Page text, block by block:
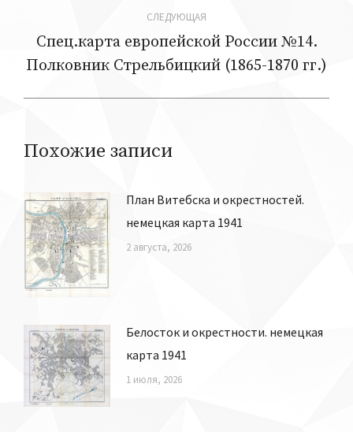
СЛЕДУЮЩАЯ
запись:
Спец.карта европейской России №14.
Полковник Стрельбицкий (1865-1870 гг.)
Похожие записи
План Витебска и окрестностей.
немецкая карта 1941
2 августа, 2026
Белосток и окрестности. немецкая
карта 1941
1 июля, 2026